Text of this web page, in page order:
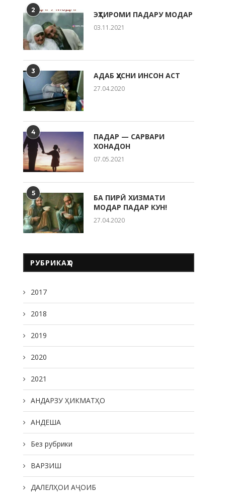
2 ЭҲТИРОМИ ПАДАРУ МОДАР
03.11.2021
3 АДАБ ҲУСНИ ИНСОН АСТ
27.04.2020
4
ПАДАР — САРВАРИ
ХОНАДОН
07.05.2021
5
БА ПИРӢ ХИЗМАТИ
МОДАР ПАДАР КУН!
27.04.2020
РУБРИКАҲО
2017
2018
2019
2020
2021
АНДАРЗУ ҲИКМАТҲО
АНДЕША
Без рубрики
ВАРЗИШ
ДАЛЕЛҲОИ АҶОИБ